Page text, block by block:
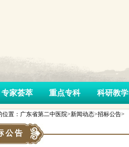
专家荟萃 重点专科 科研教学
位置：广东省第二中医院>新闻动态>招标公告>
公告